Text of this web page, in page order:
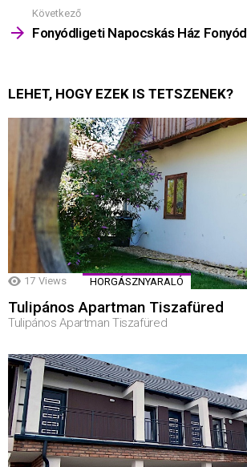
Következő
Fonyódligeti Napocskás Ház Fonyód
LEHET, HOGY EZEK IS TETSZENEK?
17 Views HORGÁSZNYARALÓ
Tulipános Apartman Tiszafüred
Tulipános Apartman Tiszafüred